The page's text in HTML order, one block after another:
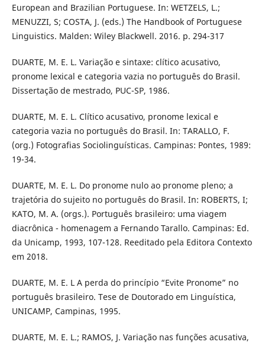
European and Brazilian Portuguese. In: WETZELS, L.;
MENUZZI, S; COSTA, J. (eds.) The Handbook of Portuguese
Linguistics. Malden: Wiley Blackwell. 2016. p. 294-317
DUARTE, M. E. L. Variação e sintaxe: clítico acusativo,
pronome lexical e categoria vazia no português do Brasil.
Dissertação de mestrado, PUC-SP, 1986.
DUARTE, M. E. L. Clítico acusativo, pronome lexical e
categoria vazia no português do Brasil. In: TARALLO, F.
(org.) Fotografias Sociolinguísticas. Campinas: Pontes, 1989:
19-34.
DUARTE, M. E. L. Do pronome nulo ao pronome pleno; a
trajetória do sujeito no português do Brasil. In: ROBERTS, I;
KATO, M. A. (orgs.). Português brasileiro: uma viagem
diacrônica - homenagem a Fernando Tarallo. Campinas: Ed.
da Unicamp, 1993, 107-128. Reeditado pela Editora Contexto
em 2018.
DUARTE, M. E. L A perda do princípio “Evite Pronome” no
português brasileiro. Tese de Doutorado em Linguística,
UNICAMP, Campinas, 1995.
DUARTE, M. E. L.; RAMOS, J. Variação nas funções acusativa,